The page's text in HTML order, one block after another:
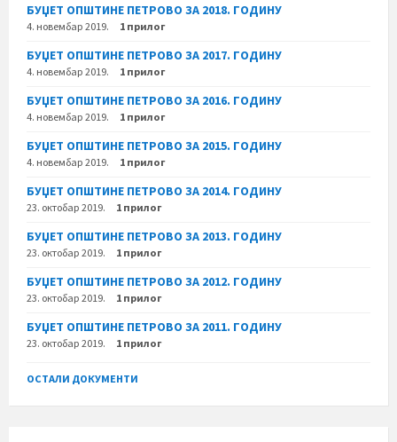
БУЏЕТ ОПШТИНЕ ПЕТРОВО ЗА 2018. ГОДИНУ
4. новембар 2019. 1 прилог
БУЏЕТ ОПШТИНЕ ПЕТРОВО ЗА 2017. ГОДИНУ
4. новембар 2019. 1 прилог
БУЏЕТ ОПШТИНЕ ПЕТРОВО ЗА 2016. ГОДИНУ
4. новембар 2019. 1 прилог
БУЏЕТ ОПШТИНЕ ПЕТРОВО ЗА 2015. ГОДИНУ
4. новембар 2019. 1 прилог
БУЏЕТ ОПШТИНЕ ПЕТРОВО ЗА 2014. ГОДИНУ
23. октобар 2019. 1 прилог
БУЏЕТ ОПШТИНЕ ПЕТРОВО ЗА 2013. ГОДИНУ
23. октобар 2019. 1 прилог
БУЏЕТ ОПШТИНЕ ПЕТРОВО ЗА 2012. ГОДИНУ
23. октобар 2019. 1 прилог
БУЏЕТ ОПШТИНЕ ПЕТРОВО ЗА 2011. ГОДИНУ
23. октобар 2019. 1 прилог
ОСТАЛИ ДОКУМЕНТИ